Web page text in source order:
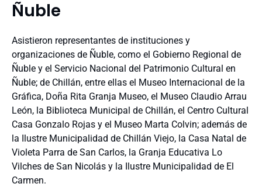
Ñuble
Asistieron representantes de instituciones y
organizaciones de Ñuble, como el Gobierno Regional de
Ñuble y el Servicio Nacional del Patrimonio Cultural en
Ñuble; de Chillán, entre ellas el Museo Internacional de la
Gráfica, Doña Rita Granja Museo, el Museo Claudio Arrau
León, la Biblioteca Municipal de Chillán, el Centro Cultural
Casa Gonzalo Rojas y el Museo Marta Colvin; además de
la Ilustre Municipalidad de Chillán Viejo, la Casa Natal de
Violeta Parra de San Carlos, la Granja Educativa Lo
Vilches de San Nicolás y la Ilustre Municipalidad de El
Carmen.